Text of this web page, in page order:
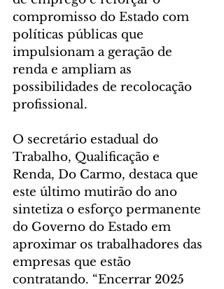
compromisso do Estado com
políticas públicas que
impulsionam a geração de
renda e ampliam as
possibilidades de recolocação
profissional.
O secretário estadual do
Trabalho, Qualificação e
Renda, Do Carmo, destaca que
este último mutirão do ano
sintetiza o esforço permanente
do Governo do Estado em
aproximar os trabalhadores das
empresas que estão
contratando. “Encerrar 2025